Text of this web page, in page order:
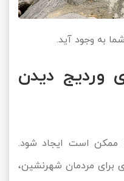
به وجود آید.
وردیج دیدن
ممکن است ایجاد شود.
برای مردمان شهرنشین،